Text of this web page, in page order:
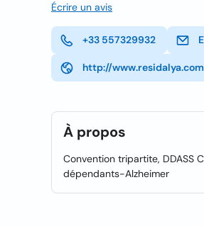
Écrire un avis
+33 557329932
http://
À propos
Convention tripartite, DDASS
dépendants-Alzheimer